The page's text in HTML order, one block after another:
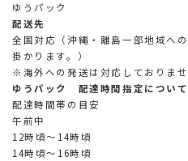
ゆうパック
配送先
全国対応（沖縄・離島一部地域へ
掛かります。）
※海外への発送は対応しておりませ
ゆうパック 配達時間指定について
配達時間帯の目安
午前中
12時頃～14時頃
14時頃～16時頃